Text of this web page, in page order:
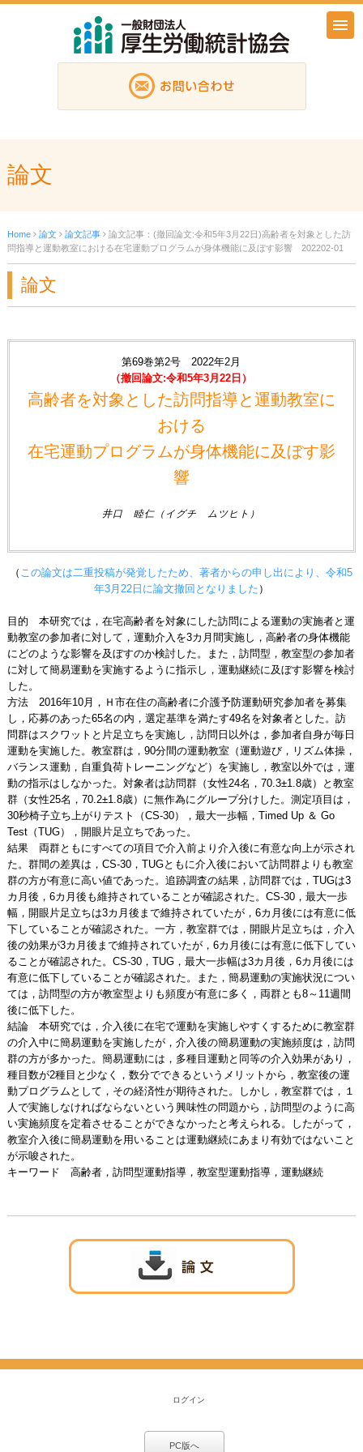
論文
Home 論文 論文記事 論文記事：(撤回論文:令和5年3月22日)高齢者を対象とした訪
問指導と運動教室における在宅運動プログラムが身体機能に及ぼす影響 202202-01
論文
第69巻第2号 2022年2月
（撤回論文:令和5年3月22日）
高齢者を対象とした訪問指導と運動教室に
おける
在宅運動プログラムが身体機能に及ぼす影
響
井口 睦仁（イグチ ムツヒト）
（ この論文は二重投稿が発覚したため、著者からの申し出により、令和5
年3月22日に論文撤回となりました ）
目的 本研究では，在宅高齢者を対象にした訪問による運動の実施者と運
動教室の参加者に対して，運動介入を3カ月間実施し，高齢者の身体機能
にどのような影響を及ぼすのか検討した。また，訪問型，教室型の参加者
に対して簡易運動を実施するように指示し，運動継続に及ぼす影響を検討
した。
方法 2016年10月，Ｈ市在住の高齢者に介護予防運動研究参加者を募集
し，応募のあった65名の内，選定基準を満たす49名を対象者とした。訪
問群はスクワットと片足立ちを実施し，訪問日以外は，参加者自身が毎日
運動を実施した。教室群は，90分間の運動教室（運動遊び，リズム体操，
バランス運動，自重負荷トレーニングなど）を実施し，教室以外では，運
動の指示はしなかった。対象者は訪問群（女性24名，70.3±1.8歳）と教室
群（女性25名，70.2±1.8歳）に無作為にグループ分けした。測定項目は，
30秒椅子立ち上がりテスト（CS-30），最大一歩幅，Timed Up ＆ Go
Test（TUG），開眼片足立ちであった。
結果 両群ともにすべての項目で介入前より介入後に有意な向上が示され
た。群間の差異は，CS-30，TUGともに介入後において訪問群よりも教室
群の方が有意に高い値であった。追跡調査の結果，訪問群では，TUGは3
カ月後，6カ月後も維持されていることが確認された。CS-30，最大一歩
幅，開眼片足立ちは3カ月後まで維持されていたが，6カ月後には有意に低
下していることが確認された。一方，教室群では，開眼片足立ちは，介入
後の効果が3カ月後まで維持されていたが，6カ月後には有意に低下してい
ることが確認された。CS-30，TUG，最大一歩幅は3カ月後，6カ月後には
有意に低下していることが確認された。また，簡易運動の実施状況につい
ては，訪問型の方が教室型よりも頻度が有意に多く，両群とも8～11週間
後に低下した。
結論 本研究では，介入後に在宅で運動を実施しやすくするために教室群
の介入中に簡易運動を実施したが，介入後の簡易運動の実施頻度は，訪問
群の方が多かった。簡易運動には，多種目運動と同等の介入効果があり，
種目数が2種目と少なく，数分でできるというメリットから，教室後の運
動プログラムとして，その経済性が期待された。しかし，教室群では，１
人で実施しなければならないという興味性の問題から，訪問型のように高
い実施頻度を定着させることができなかったと考えられる。したがって，
教室介入後に簡易運動を用いることは運動継続にあまり有効ではないこと
が示唆された。
キーワード 高齢者，訪問型運動指導，教室型運動指導，運動継続
ログイン
PC版へ